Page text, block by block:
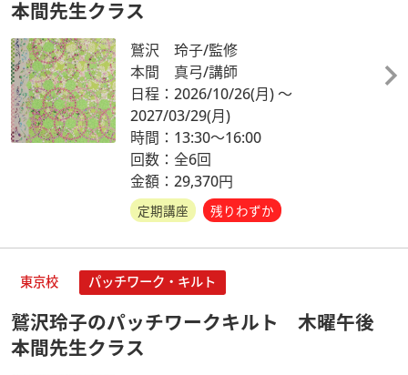
本間先生クラス
鷲沢 玲子/監修
本間 真弓/講師
日程：2026/10/26(月)～
2027/03/29(月)
時間：13:30～16:00
回数：全6回
金額：29,370円
定期講座 残りわずか
東京校 パッチワーク・キルト
鷲沢玲子のパッチワークキルト 木曜午後
本間先生クラス